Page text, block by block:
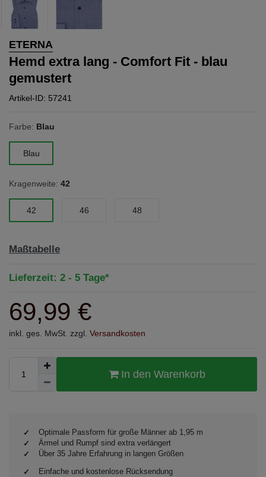
ETERNA
Hemd extra lang - Comfort Fit - blau
gemustert
Artikel-ID: 57241
Farbe: Blau
Blau
Kragenweite: 42
42 46 48
Maßtabelle
Lieferzeit: 2 - 5 Tage*
69,99 €
inkl. ges. MwSt. zzgl. Versandkosten
In den Warenkorb
Optimale Passform für große Männer ab 1,95 m
Ärmel und Rumpf sind extra verlängert
Über 35 Jahre Erfahrung in langen Größen
Einfache und kostenlose Rücksendung